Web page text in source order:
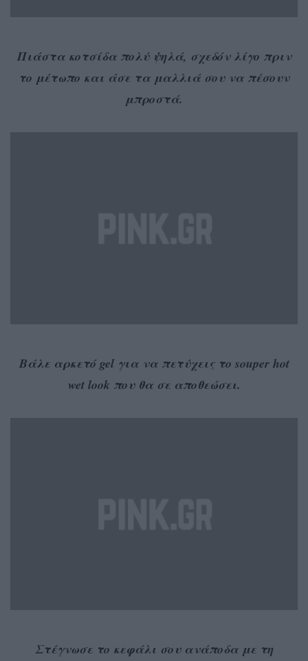
Πιάστα κοτσίδα πολύ ψηλά, σχεδόν λίγο πριν
το μέτωπο και άσε τα μαλλιά σου να πέσουν
μπροστά.
Βάλε αρκετό gel για να πετύχεις το souper hot
wet look που θα σε αποθεώσει.
Στέγνωσε το κεφάλι σου ανάποδα με τη